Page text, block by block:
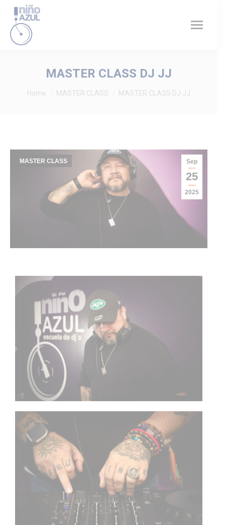
MASTER CLASS DJ JJ
You are here:
Home MASTER CLASS MASTER CLASS DJ JJ
Sep
25
2025
MASTER CLASS